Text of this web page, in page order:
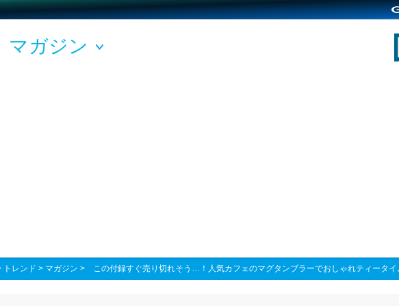
マガジン
トレンド > マガジン > この付録すぐ売り切れそう…！人気カフェのマグタンブラーでおしゃれティータ